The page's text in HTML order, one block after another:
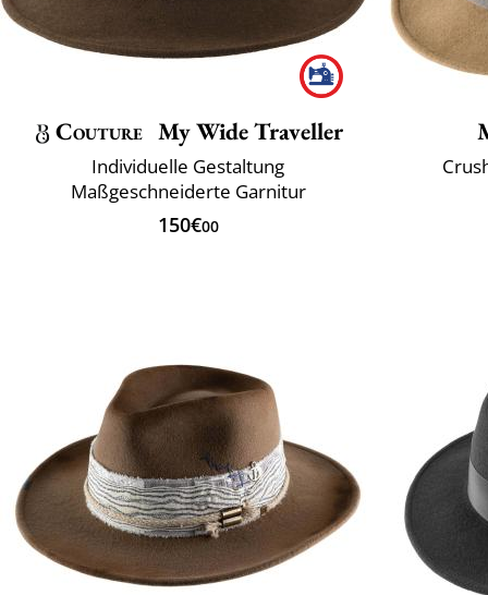
Couture My Wide Traveller
Individuelle Gestaltung
Maßgeschneiderte Garnitur
150€00